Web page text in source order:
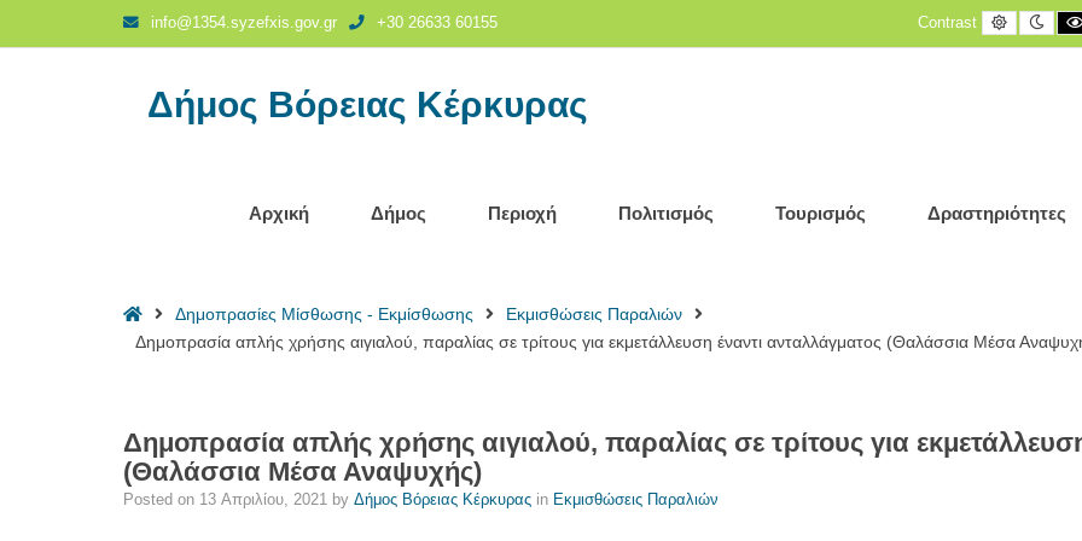
info@1354.syzefxis.gov.gr +30 26633 60155 Contrast
Default
contrast
Δήμος Βόρειας Κέρκυρας
Αρχική Δήμος Περιοχή Πολιτισμός Τουρισμός Δραστηριότητες
HomeΔημοπρασίες Μίσθωσης - Εκμίσθωσης
Εκμισθώσεις Παραλιών
Δημοπρασία απλής χρήσης αιγιαλού, παραλίας σε τρίτους για εκμετάλλευση έναντι ανταλλάγματος (Θαλάσσια Μέσα
Δημοπρασία απλής χρήσης αιγιαλού, παραλίας σε τρίτους για
(Θαλάσσια Μέσα Αναψυχής)
Posted on 13 Απριλίου, 2021 by Δήμος Βόρειας Κέρκυρας in Εκμισθώσεις Παραλιών